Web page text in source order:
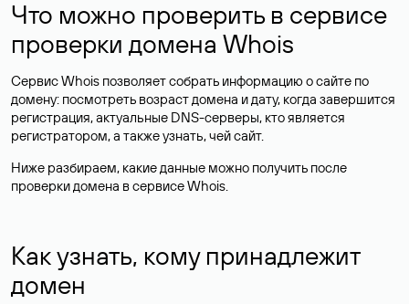
Что можно проверить в сервисе
проверки домена Whois
Сервис Whois позволяет собрать информацию о сайте по
домену: посмотреть возраст домена и дату, когда завершится
регистрация, актуальные DNS-серверы, кто является
регистратором, а также узнать, чей сайт.
Ниже разбираем, какие данные можно получить после
проверки домена в сервисе Whois.
Как узнать, кому принадлежит
домен